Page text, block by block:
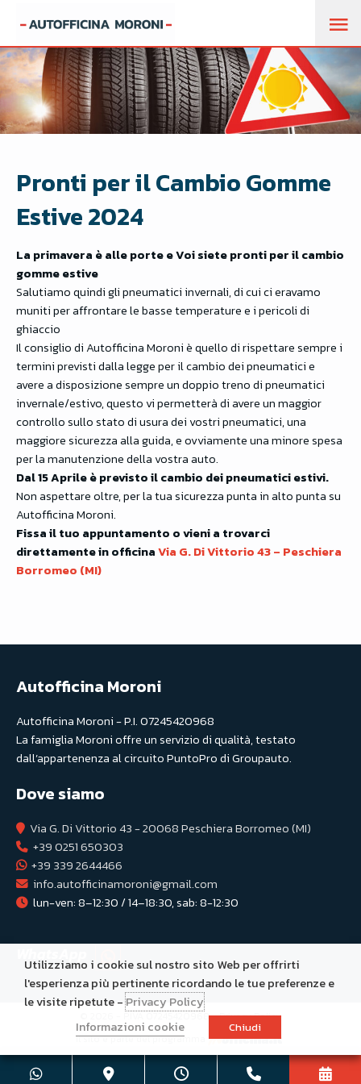
Pronti per il Cambio Gomme
Estive 2024
La primavera è alle porte e Voi siete pronti per il cambio
gomme estive
Salutiamo quindi gli pneumatici invernali, di cui ci eravamo
muniti per affrontare le basse temperature e i pericoli di
ghiaccio
Il consiglio di Autofficina Moroni è quello di rispettare sempre i
termini previsti dalla legge per il cambio dei pneumatici e
avere a disposizione sempre un doppio treno di pneumatici
invernale/estivo, questo vi permetterà di avere un maggior
controllo sullo stato di usura dei vostri pneumatici, una
maggiore sicurezza alla guida, e ovviamente una minore spesa
per la manutenzione della vostra auto.
Dal 15 Aprile è previsto il cambio dei pneumatici estivi.
Non aspettare oltre, per la tua sicurezza punta in alto punta su
Autofficina Moroni.
Fissa il tuo appuntamento o vieni a trovarci
direttamente in officinaVia G. Di Vittorio 43 – Peschiera
Borromeo (MI)
Autofficina Moroni
Autofficina Moroni - P.I. 07245420968
La famiglia Moroni offre un servizio di qualità, testato
dall’appartenenza al circuito PuntoPro di Groupauto.
Dove siamo
Via G. Di Vittorio 43 - 20068 Peschiera Borromeo (MI)
+39 0251 650303
+39 339 2644466
info.autofficinamoroni@gmail.com
lun-ven: 8–12:30 / 14–18:30, sab: 8-12:30
© 2026 - P.IVA 07245420968 -Privacy Policy
Il sito è parte del programma
Utilizziamo i cookie sul nostro sito Web per offrirti
l'esperienza più pertinente ricordando le tue preferenze e
le visite ripetute -Privacy Policy
Informazioni cookie
Chiudi